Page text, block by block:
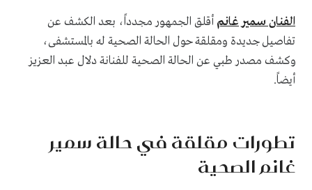
الفنان سمير غانمأقلق الجمهور مجدداً، بعد الكشف عن
تفاصيل جديدة ومقلقة حول الحالة الصحية له بالمستشفى،
وكشف مصدر طبي عن الحالة الصحية للفنانة دلال عبد العزيز
أيضاً.
تطورات مقلقة في حالة سمير
غانم الصحية